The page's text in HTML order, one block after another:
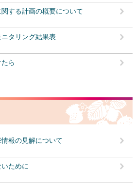
する計画の概要について
タリング結果表
ら
報の見解について
ために